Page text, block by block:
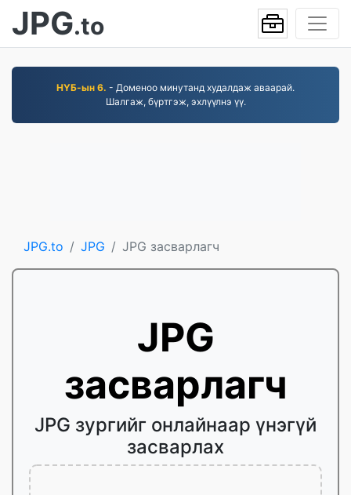
JPG.to
НҮБ-ын 6. - Доменоо минутанд худалдаж аваарай.
Шалгаж, бүртгэж, эхлүүлнэ үү.
JPG.to JPG JPG засварлагч
JPG
засварлагч
JPG зургийг онлайнаар үнэгүй
засварлах